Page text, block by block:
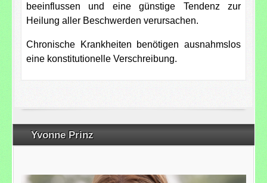
Yvonne Prinz
beeinflussen und eine günstige Tendenz zur
Heilung aller Beschwerden verursachen.
Chronische Krankheiten benötigen ausnahmslos
eine konstitutionelle Verschreibung.